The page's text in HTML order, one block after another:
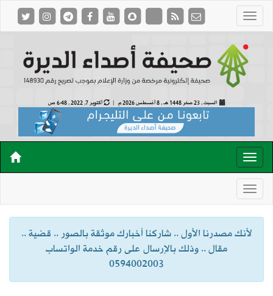
السبت , 23 صفر 1448 هـ , 8 أغسطس 2026 م | أكتوبر 7, 2022 , 6:48 ص
لأنك مصدرنا الأول .. شاركنا أخبارك موثقة بالصور .. قضية ..
مقال .. وذلك بالإرسال على رقم خدمة الواتساب
0594002003